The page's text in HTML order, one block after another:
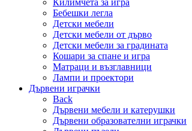
Килимчета за игра
Бебешки легла
Детски мебели
Детски мебели от дърво
Детски мебели за градината
Кошари за спане и игра
Матраци и възглавници
Лампи и проектори
Дървени играчки
Back
Дървени мебели и катерушки
Дървени образователни играчки